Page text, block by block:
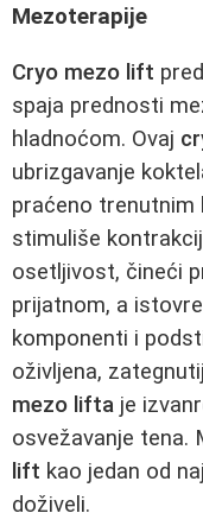
Mezoterapije
Cryo mezo lift
spaja prednosti
hladnoćom. Ovaj
ubrizgavanje
praćeno trenutnim
stimuliše
osetljivost, čineći
prijatnom, a
komponenti i
oživljena,
mezo lifta je
osvežavanje tena.
lift kao jedan od
doživeli.